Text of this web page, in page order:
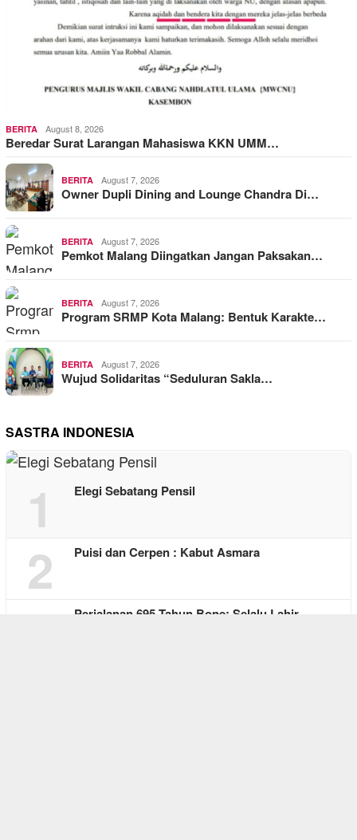
BERITA August 8, 2026
Beredar Surat Larangan Mahasiswa KKN UMM…
BERITA August 7, 2026
Owner Dupli Dining and Lounge Chandra Di…
BERITA August 7, 2026
Pemkot Malang Diingatkan Jangan Paksakan…
BERITA August 7, 2026
Program SRMP Kota Malang: Bentuk Karakte…
BERITA August 7, 2026
Wujud Solidaritas “Seduluran Sakla…
SASTRA INDONESIA
1 Elegi Sebatang Pensil
2 Puisi dan Cerpen : Kabut Asmara
Perjalanan 695 Tahun Bone: Selalu Lahir …